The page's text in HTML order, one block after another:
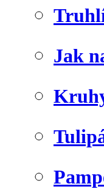
Jak